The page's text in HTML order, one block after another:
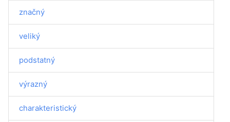
značný
veliký
podstatný
výrazný
charakteristický